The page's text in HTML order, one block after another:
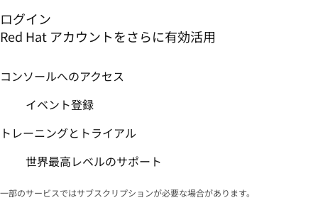
ログイン
Red Hat アカウントをさらに有効活用
コンソールへのアクセス
イベント登録
トレーニングとトライアル
世界最高レベルのサポート
一部のサービスではサブスクリプションが必要な場合があります。